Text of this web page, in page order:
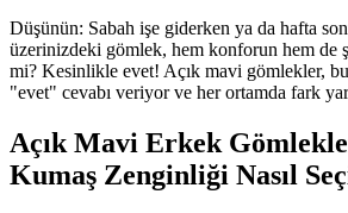
Düşünün: Sabah işe giderken ya da hafta
üzerinizdeki gömlek, hem konforun hem de
mi? Kesinlikle evet! Açık mavi gömlekler,
"evet" cevabı veriyor ve her ortamda fark
Açık Mavi Erkek
Kumaş Zenginliği Nasıl